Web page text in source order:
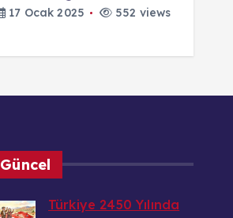
552 views 1
Güncel
Türkiye 2450 Yılında